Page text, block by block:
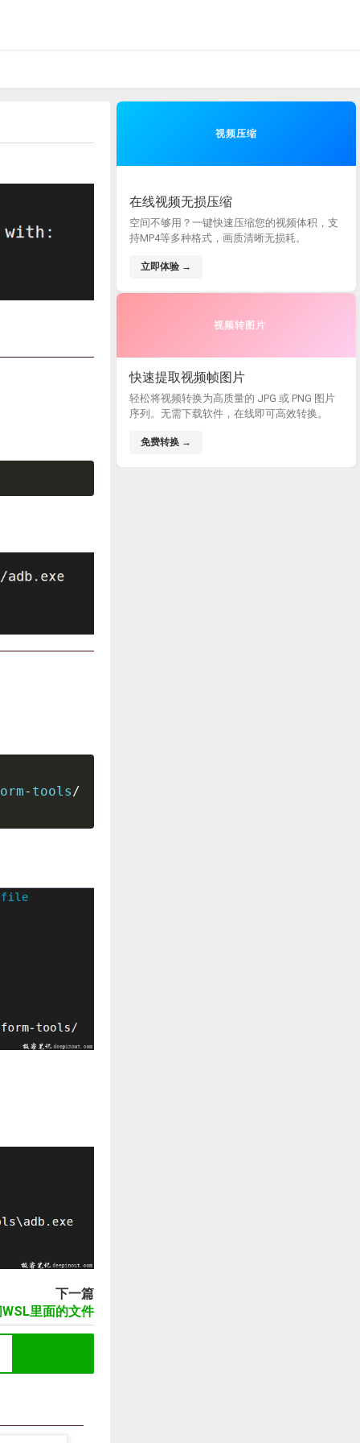
- tools /
下一篇
里面的文件
视频压缩
在线视频无损压缩
空间不够用？一键快速压缩您的视频体积，支
持MP4等多种格式，画质清晰无损耗。
立即体验 →
视频转图片
快速提取视频帧图片
轻松将视频转换为高质量的 JPG 或 PNG 图片
序列。无需下载软件，在线即可高效转换。
免费转换 →